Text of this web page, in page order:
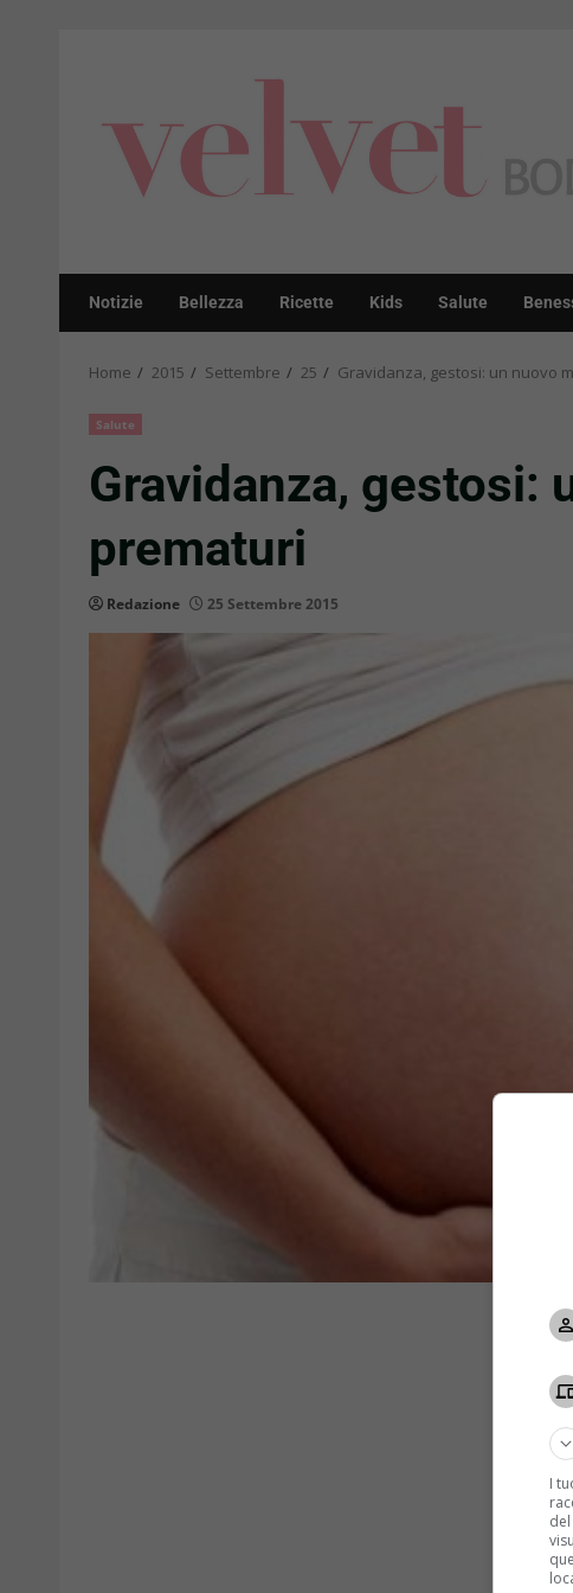
Notizie Bellezza Ricette Kids Salute
Home 2015 Settembre 25 Gravidanza, gestosi: un nuovo
Salute
Gravidanza, gestosi:
prematuri
Redazione 25 Settembre 2015
I